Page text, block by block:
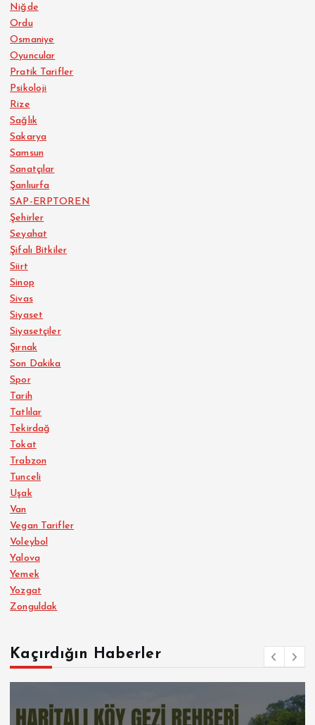
Niğde
Ordu
Osmaniye
Oyuncular
Pratik Tarifler
Psikoloji
Rize
Sağlık
Sakarya
Samsun
Sanatçılar
Şanlıurfa
SAP-ERPTOREN
Şehirler
Seyahat
Şifalı Bitkiler
Siirt
Sinop
Sivas
Siyaset
Siyasetçiler
Şırnak
Son Dakika
Spor
Tarih
Tatlılar
Tekirdağ
Tokat
Trabzon
Tunceli
Uşak
Van
Vegan Tarifler
Voleybol
Yalova
Yemek
Yozgat
Zonguldak
Kaçırdığın Haberler